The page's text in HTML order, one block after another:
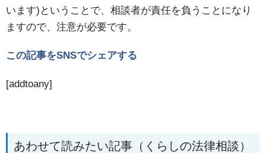
います)ということで、相談者が責任を負うことになり
ますので、注意が必要です。
この記事をSNSでシェアする
[addtoany]
あわせて読みたい記事（くらしの法律相談）